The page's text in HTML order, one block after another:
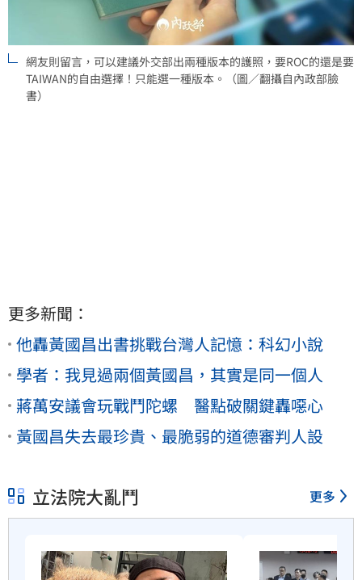
網友則留言，可以建議外交部出兩種版本的護照，要ROC的還是要
TAIWAN的自由選擇！只能選一種版本。（圖／翻攝自內政部臉
書）
更多新聞：
他轟黃國昌出書挑戰台灣人記憶：科幻小說
學者：我見過兩個黃國昌，其實是同一個人
蔣萬安議會玩戰鬥陀螺 醫點破關鍵轟噁心
黃國昌失去最珍貴、最脆弱的道德審判人設
立法院大亂鬥 更多